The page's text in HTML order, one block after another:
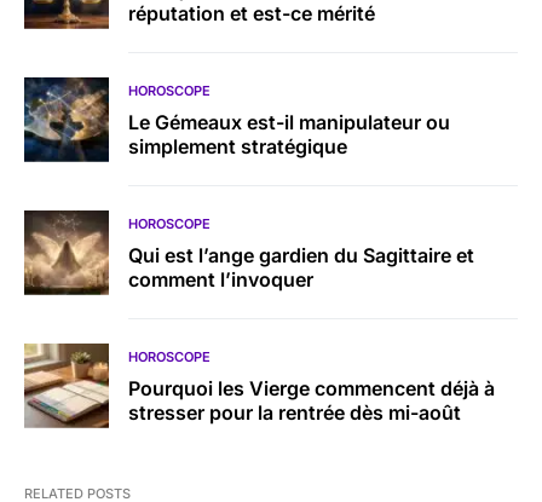
réputation et est-ce mérité
HOROSCOPE
Le Gémeaux est-il manipulateur ou
simplement stratégique
HOROSCOPE
Qui est l’ange gardien du Sagittaire et
comment l’invoquer
HOROSCOPE
Pourquoi les Vierge commencent déjà à
stresser pour la rentrée dès mi-août
RELATED POSTS